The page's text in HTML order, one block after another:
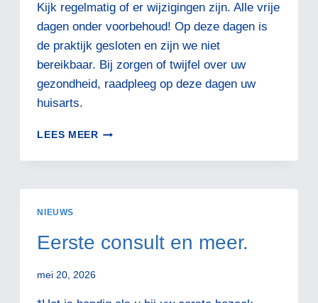
Kijk regelmatig of er wijzigingen zijn. Alle vrije
dagen onder voorbehoud! Op deze dagen is
de praktijk gesloten en zijn we niet
bereikbaar. Bij zorgen of twijfel over uw
gezondheid, raadpleeg op deze dagen uw
huisarts.
LEES MEERGEPLANDE
DAGEN!
NIEUWS
Eerste consult en meer.
mei 20, 2026